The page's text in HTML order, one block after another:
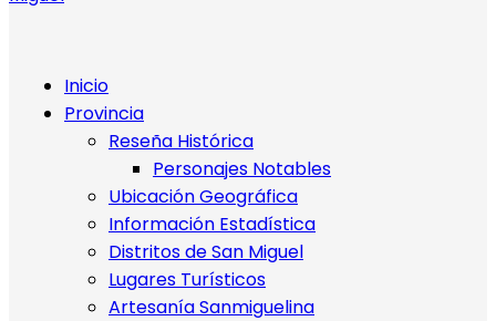
Inicio
Provincia
Reseña Histórica
Personajes Notables
Ubicación Geográfica
Información Estadística
Distritos de San Miguel
Lugares Turísticos
Artesanía Sanmiguelina